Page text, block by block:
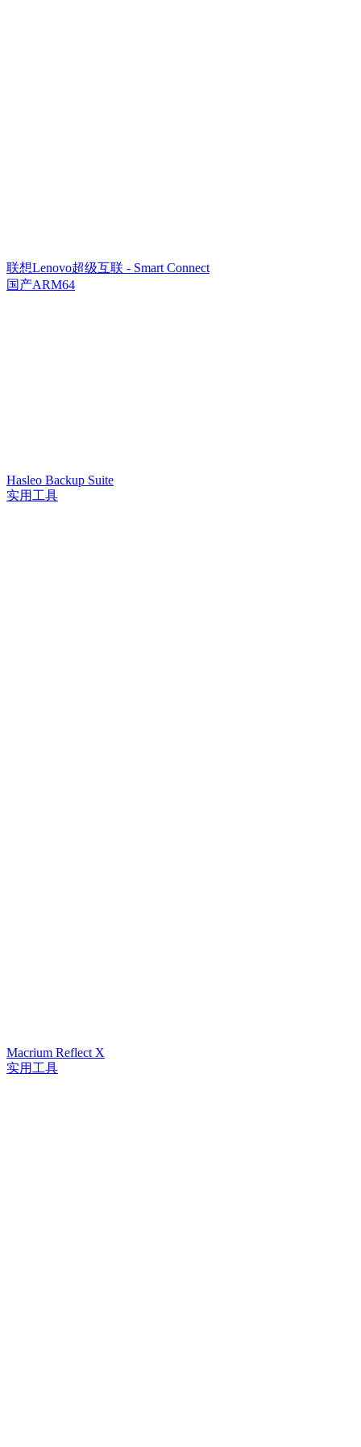
联想Lenovo超级互联 - Smart Connect
国产ARM64
Hasleo Backup Suite
实用工具
Macrium Reflect X
实用工具